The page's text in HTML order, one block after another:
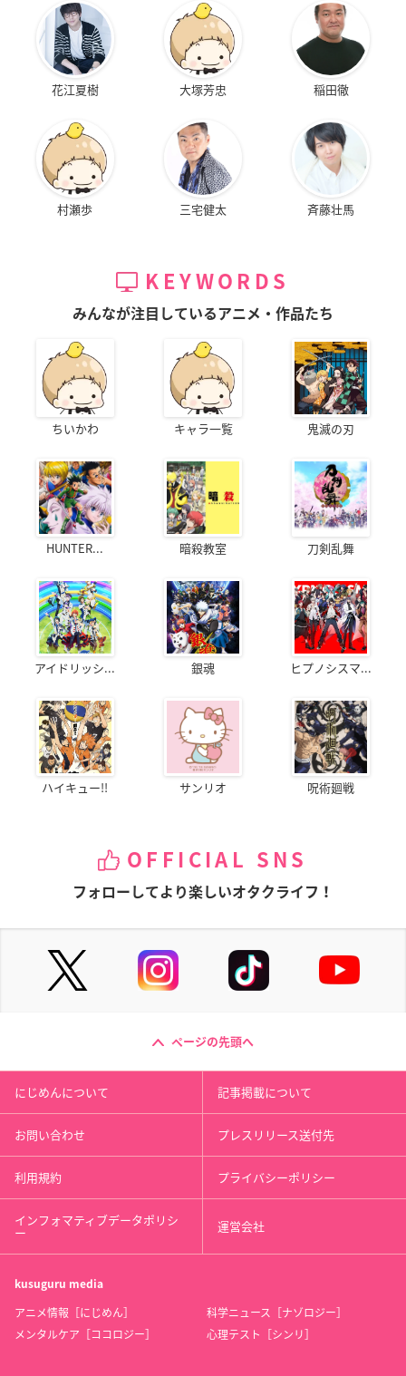
花江夏樹 大塚芳忠 稲田徹
村瀬歩 三宅健太 斉藤壮馬
KEYWORDS
みんなが注目しているアニメ・作品たち
ちいかわ キャラ一覧 鬼滅の刃
HUNTER... 暗殺教室 刀剣乱舞
アイドリッシ... 銀魂 ヒプノシスマ...
ハイキュー!! サンリオ 呪術廻戦
OFFICIAL SNS
フォローしてより楽しいオタクライフ！
ページの先頭へ
にじめんについて 記事掲載について
お問い合わせ プレスリリース送付先
利用規約 プライバシーポリシー
インフォマティブデータポリシ
ー 運営会社
kusuguru media
アニメ情報［にじめん］
科学ニュース［ナゾロジー］
メンタルケア［ココロジー］
心理テスト［シンリ］